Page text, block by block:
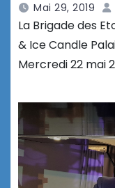
Mai 29, 2019
La Brigade des
& Ice Candle
Mercredi 22 mai